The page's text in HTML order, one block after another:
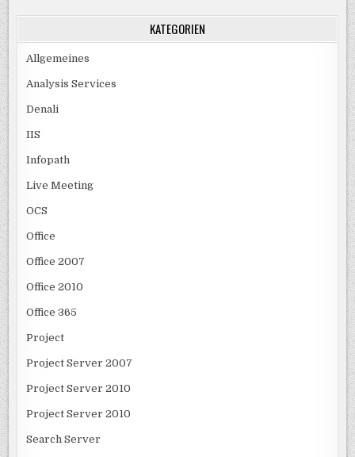
KATEGORIEN
Allgemeines
Analysis Services
Denali
IIS
Infopath
Live Meeting
OCS
Office
Office 2007
Office 2010
Office 365
Project
Project Server 2007
Project Server 2010
Project Server 2010
Search Server